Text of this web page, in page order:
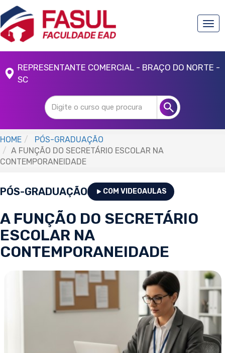
REPRESENTANTE COMERCIAL - BRAÇO DO NORTE -
SC
HOME
PÓS-GRADUAÇÃO
A FUNÇÃO DO SECRETÁRIO ESCOLAR NA
CONTEMPORANEIDADE
PÓS-GRADUAÇÃO COM VIDEOAULAS
A FUNÇÃO DO SECRETÁRIO
ESCOLAR NA
CONTEMPORANEIDADE